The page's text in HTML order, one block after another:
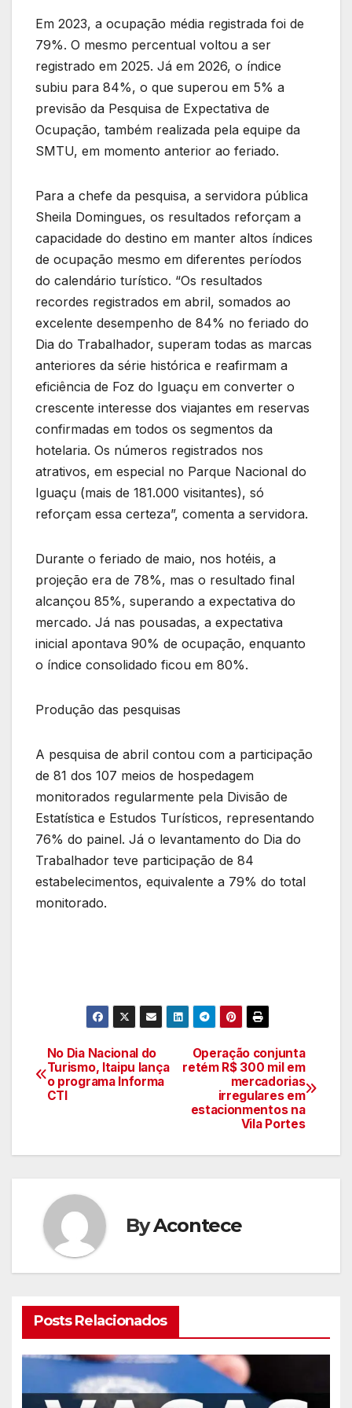
Em 2023, a ocupação média registrada foi de
79%. O mesmo percentual voltou a ser
registrado em 2025. Já em 2026, o índice
subiu para 84%, o que superou em 5% a
previsão da Pesquisa de Expectativa de
Ocupação, também realizada pela equipe da
SMTU, em momento anterior ao feriado.
Para a chefe da pesquisa, a servidora pública
Sheila Domingues, os resultados reforçam a
capacidade do destino em manter altos índices
de ocupação mesmo em diferentes períodos
do calendário turístico. “Os resultados
recordes registrados em abril, somados ao
excelente desempenho de 84% no feriado do
Dia do Trabalhador, superam todas as marcas
anteriores da série histórica e reafirmam a
eficiência de Foz do Iguaçu em converter o
crescente interesse dos viajantes em reservas
confirmadas em todos os segmentos da
hotelaria. Os números registrados nos
atrativos, em especial no Parque Nacional do
Iguaçu (mais de 181.000 visitantes), só
reforçam essa certeza”, comenta a servidora.
Durante o feriado de maio, nos hotéis, a
projeção era de 78%, mas o resultado final
alcançou 85%, superando a expectativa do
mercado. Já nas pousadas, a expectativa
inicial apontava 90% de ocupação, enquanto
o índice consolidado ficou em 80%.
Produção das pesquisas
A pesquisa de abril contou com a participação
de 81 dos 107 meios de hospedagem
monitorados regularmente pela Divisão de
Estatística e Estudos Turísticos, representando
76% do painel. Já o levantamento do Dia do
Trabalhador teve participação de 84
estabelecimentos, equivalente a 79% do total
monitorado.
Navegação
de
Operação conjunta
retém R$ 300 mil em
mercadorias
irregulares em
estacionmentos na
Vila Portes
No Dia Nacional do
Turismo, Itaipu lança
o programa Informa
CTI
ByAcontece
Posts Relacionados